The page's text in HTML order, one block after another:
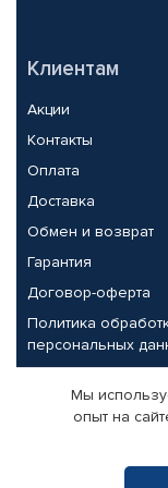
Клиентам
Акции
Контакты
Оплата
Доставка
Обмен и возврат
Гарантия
Договор-оферта
Политика
персональных
Партнерам
Корпоративным
Поставщикам
Мы
опыт на